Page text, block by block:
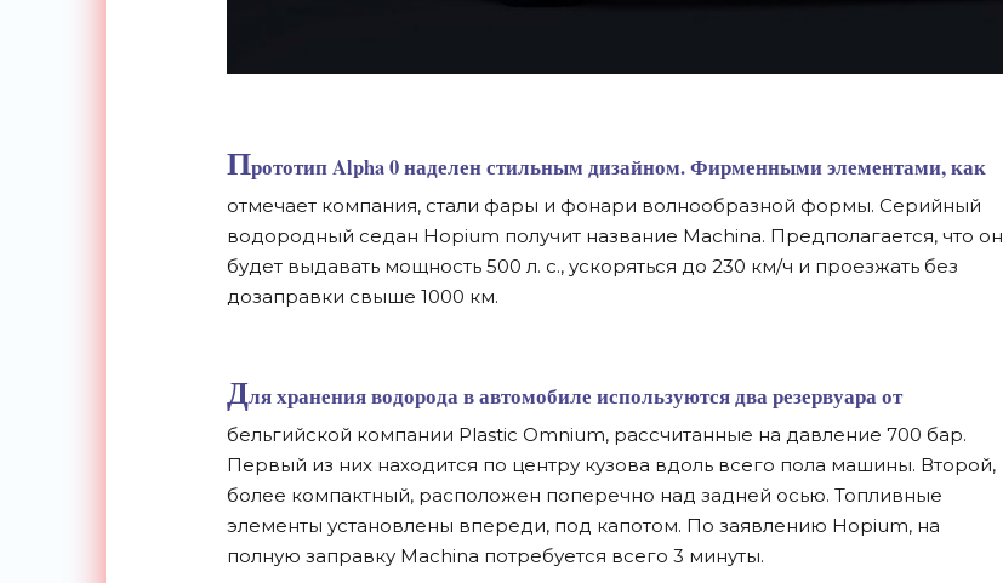
Прототип Alpha 0 наделен стильным дизайном. Фирменными элементами, как
отмечает компания, стали фары и фонари волнообразной формы. Серийный
водородный седан Hopium получит название Machina. Предполагается, что он
будет выдавать мощность 500 л. с., ускоряться до 230 км/ч и проезжать без
дозаправки свыше 1000 км.
Для хранения водорода в автомобиле используются два резервуара от
бельгийской компании Plastic Omnium, рассчитанные на давление 700 бар.
Первый из них находится по центру кузова вдоль всего пола машины. Второй,
более компактный, расположен поперечно над задней осью. Топливные
элементы установлены впереди, под капотом. По заявлению Hopium, на
полную заправку Machina потребуется всего 3 минуты.